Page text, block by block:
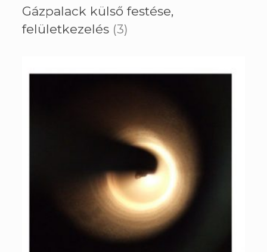
Gázpalack külső festése,
felületkezelés (3)